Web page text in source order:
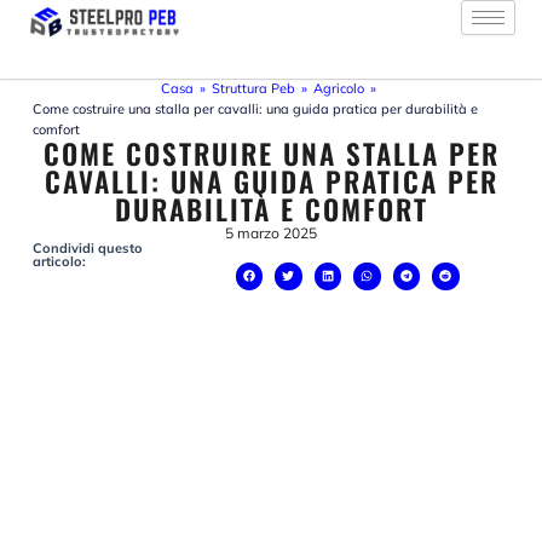
contenuto
Casa » Struttura Peb » Agricolo »
Come costruire una stalla per cavalli: una guida pratica per durabilità e
comfort
COME COSTRUIRE UNA STALLA PER
CAVALLI: UNA GUIDA PRATICA PER
DURABILITÀ E COMFORT
5 marzo 2025
Condividi questo
articolo: